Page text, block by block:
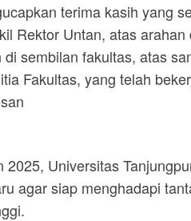
terima kasih yang
Rektor Untan, atas
sembilan fakultas, atas
Fakultas, yang telah
Universitas
agar siap menghadapi